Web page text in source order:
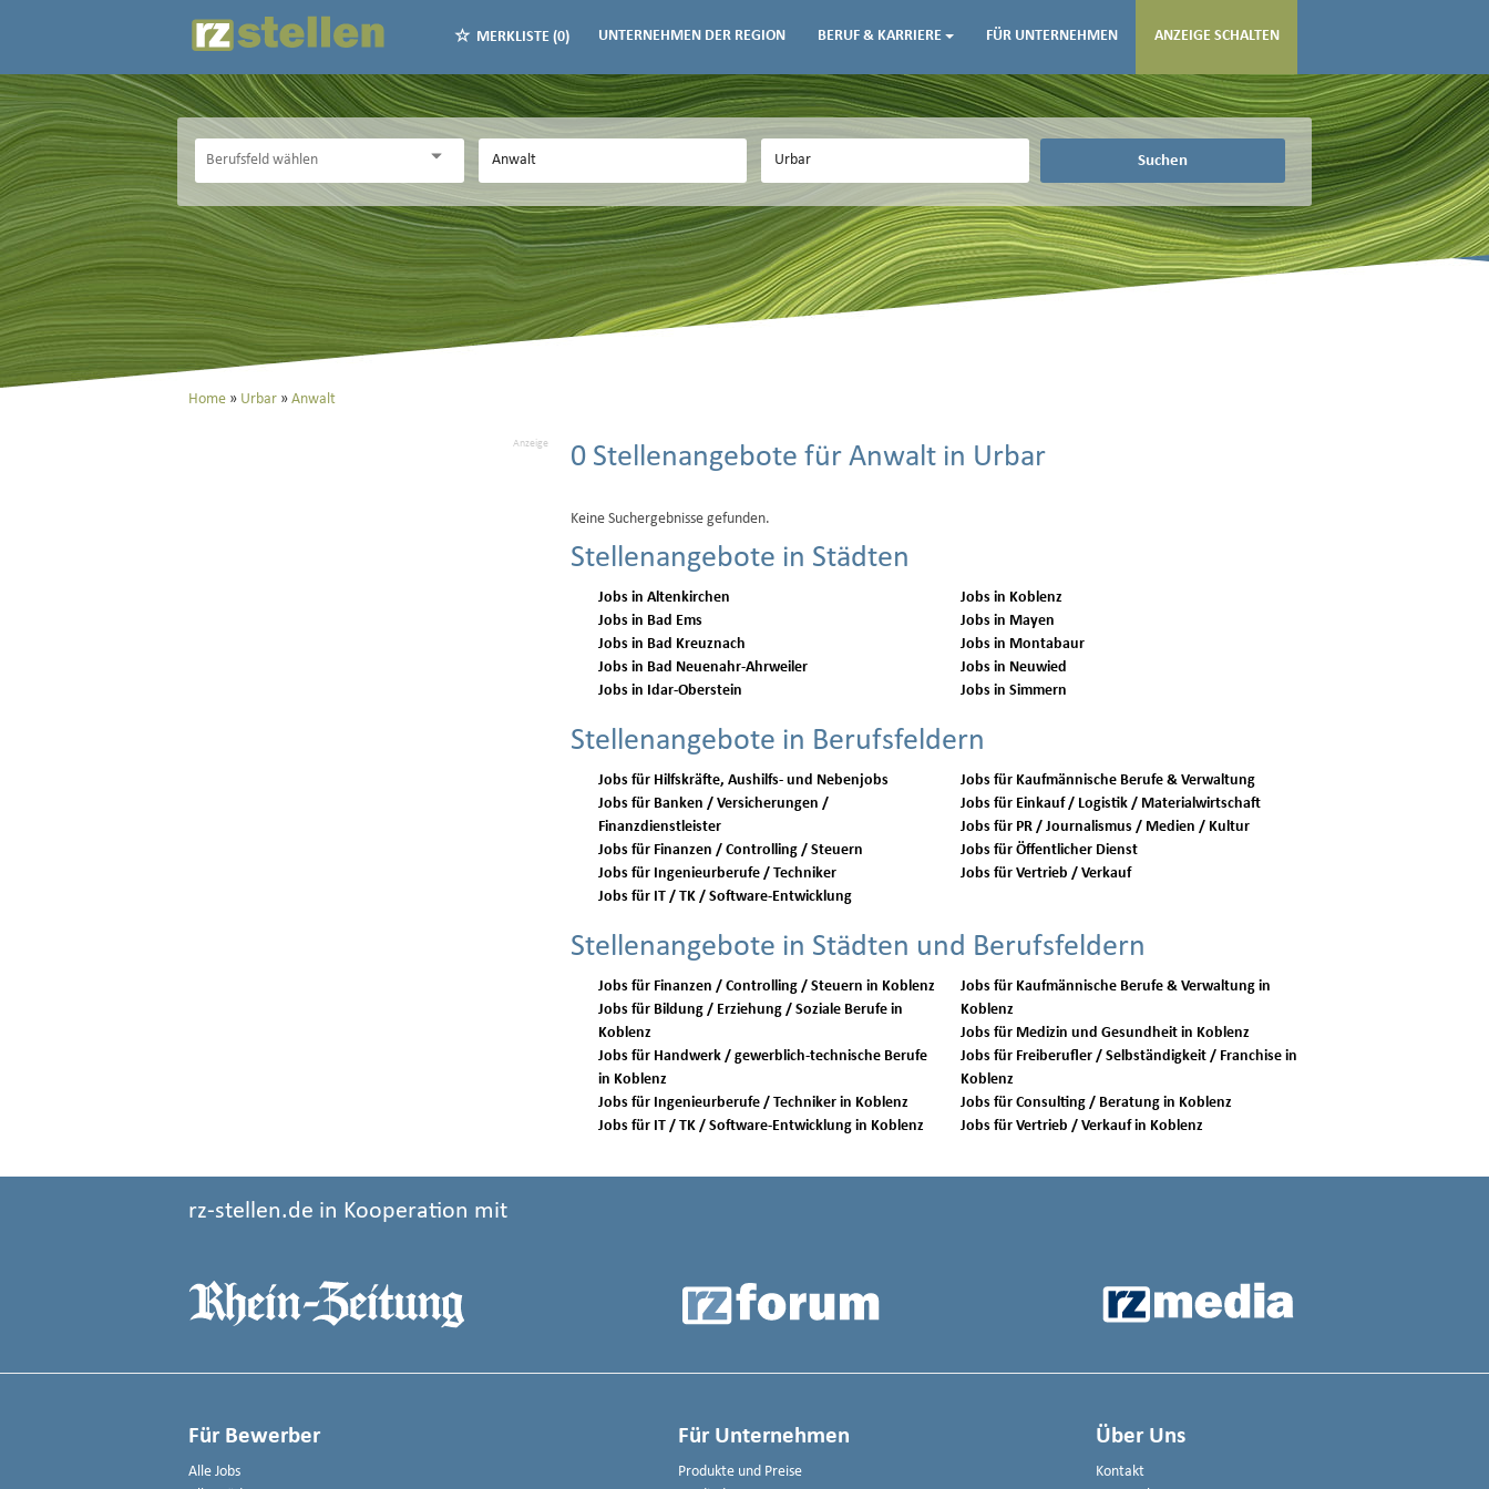
MERKLISTE (0) UNTERNEHMEN DER REGION BERUF & KARRIERE FÜR UNTERNEHMEN ANZEIGE SCHALTEN
Suchen
Home Urbar Anwalt
Anzeige 0 Stellenangebote für Anwalt in Urbar
Keine Suchergebnisse gefunden.
Stellenangebote in Städten
Jobs in Altenkirchen
Jobs in Bad Ems
Jobs in Bad Kreuznach
Jobs in Bad Neuenahr-Ahrweiler
Jobs in Idar-Oberstein
Jobs in Koblenz
Jobs in Mayen
Jobs in Montabaur
Jobs in Neuwied
Jobs in Simmern
Stellenangebote in Berufsfeldern
Jobs für Hilfskräfte, Aushilfs- und Nebenjobs
Jobs für Banken / Versicherungen /
Finanzdienstleister
Jobs für Finanzen / Controlling / Steuern
Jobs für Ingenieurberufe / Techniker
Jobs für IT / TK / Software-Entwicklung
Jobs für Kaufmännische Berufe & Verwaltung
Jobs für Einkauf / Logistik / Materialwirtschaft
Jobs für PR / Journalismus / Medien / Kultur
Jobs für Öffentlicher Dienst
Jobs für Vertrieb / Verkauf
Stellenangebote in Städten und Berufsfeldern
Jobs für Finanzen / Controlling / Steuern in Koblenz
Jobs für Bildung / Erziehung / Soziale Berufe in
Koblenz
Jobs für Handwerk / gewerblich-technische Berufe
in Koblenz
Jobs für Ingenieurberufe / Techniker in Koblenz
Jobs für IT / TK / Software-Entwicklung in Koblenz
Jobs für Kaufmännische Berufe & Verwaltung in
Koblenz
Jobs für Medizin und Gesundheit in Koblenz
Jobs für Freiberufler / Selbständigkeit / Franchise in
Koblenz
Jobs für Consulting / Beratung in Koblenz
Jobs für Vertrieb / Verkauf in Koblenz
rz-stellen.de in Kooperation mit
Für Bewerber
Alle Jobs
Für Unternehmen
Produkte und Preise
Über Uns
Kontakt